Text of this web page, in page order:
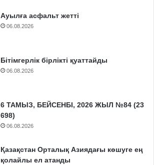
Ауылға асфальт жетті
06.08.2026
Бітімгерлік бірлікті қуаттайды
06.08.2026
6 ТАМЫЗ, БЕЙСЕНБІ, 2026 ЖЫЛ №84 (23
698)
06.08.2026
Қазақстан Орталық Азиядағы көшуге ең
қолайлы ел атанды